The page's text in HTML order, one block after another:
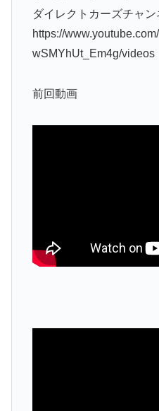
ダイレクトカーズチャン
https://
wSMYhUt_Em4g/videos
前回動画